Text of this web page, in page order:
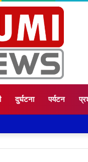
दुर्घटना पर्यटन